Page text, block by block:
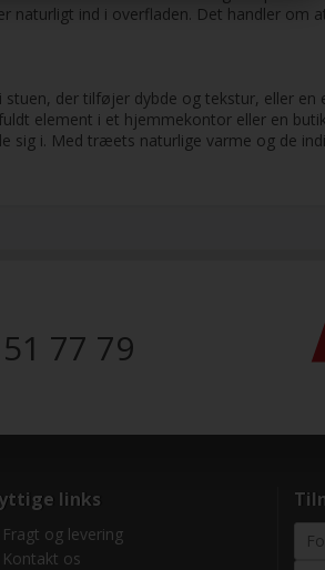
naturligt ind i overfladen. Det handler om
der tilføjer dybde og tekstur, eller en
element i et hjemmekontor eller en
i. Med træets naturlige varme og de
77 79
links
Fragt og levering
Kontakt os